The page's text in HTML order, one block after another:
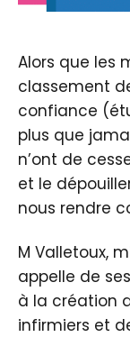
Alors que les
classement
confiance
plus que
n’ont de
et le
nous rendre
M Valletoux,
appelle de
à la création
infirmiers et